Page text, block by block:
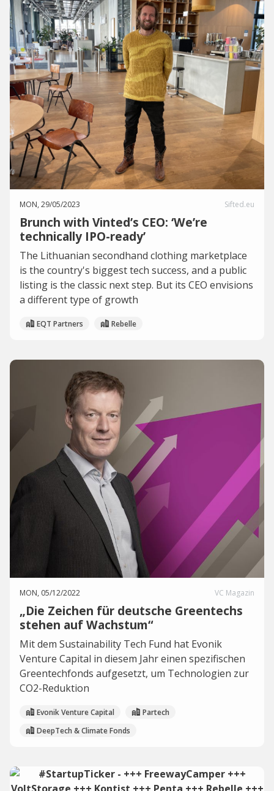
MON, 29/05/2023 Sifted.eu
Brunch with Vinted’s CEO: ‘We’re
technically IPO-ready’
The Lithuanian secondhand clothing marketplace
is the country's biggest tech success, and a public
listing is the classic next step. But its CEO envisions
a different type of growth
EQT Partners Rebelle
MON, 05/12/2022 VC Magazin
„Die Zeichen für deutsche Greentechs
stehen auf Wachstum“
Mit dem Sustainability Tech Fund hat Evonik
Venture Capital in diesem Jahr einen spezifischen
Greentechfonds aufgesetzt, um Technologien zur
CO2-Reduktion
Evonik Venture Capital
Partech
DeepTech & Climate Fonds